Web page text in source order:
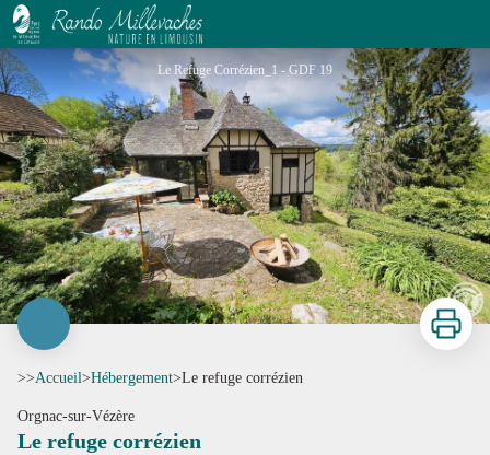
Le refuge corrézien
Le Refuge Corrézien_1 - GDF 19
Imprimer
>>Accueil>Hébergement>Le refuge corrézien
Orgnac-sur-Vézère
Le refuge corrézien